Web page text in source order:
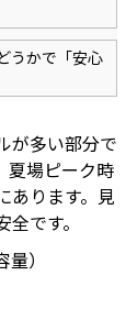
うかで「安心
が多い部分で
夏場ピーク時
あります。見
です。
）